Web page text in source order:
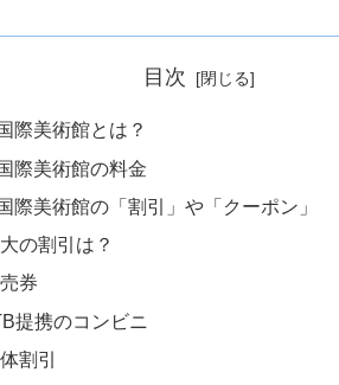
目次
際美術館とは？
際美術館の料金
際美術館の「割引」や「クーポン」
の割引は？
券
提携のコンビニ
割引